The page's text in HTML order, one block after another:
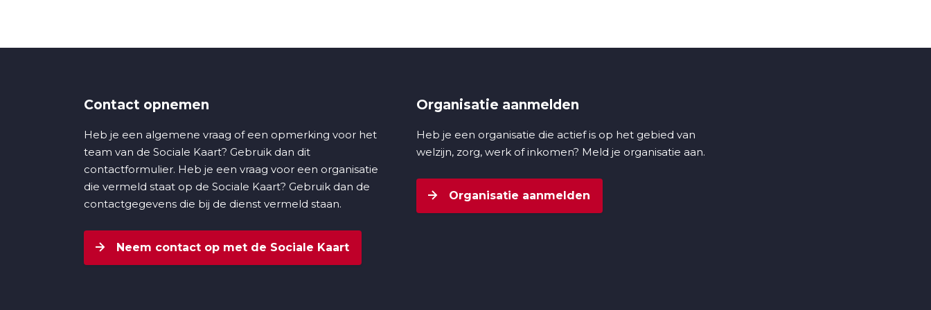
Contact opnemen
Heb je een algemene vraag of een opmerking voor het
team van de Sociale Kaart? Gebruik dan dit
contactformulier. Heb je een vraag voor een organisatie
die vermeld staat op de Sociale Kaart? Gebruik dan de
contactgegevens die bij de dienst vermeld staan.
Neem contact op met de Sociale Kaart
Organisatie aanmelden
Heb je een organisatie die actief is op het gebied van
welzijn, zorg, werk of inkomen? Meld je organisatie aan.
Organisatie aanmelden